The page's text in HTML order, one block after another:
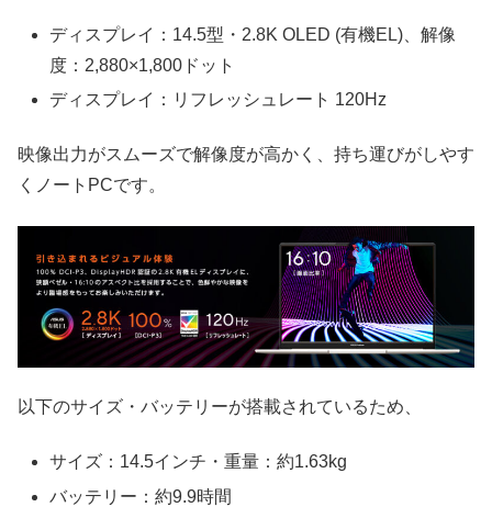
ディスプレイ：14.5型・2.8K OLED (有機EL)、解像
度：2,880×1,800ドット
ディスプレイ：リフレッシュレート 120Hz
映像出力がスムーズで解像度が高かく、持ち運びがしやす
くノートPCです。
以下のサイズ・バッテリーが搭載されているため、
サイズ：14.5インチ・重量：約1.63kg
バッテリー：約9.9時間